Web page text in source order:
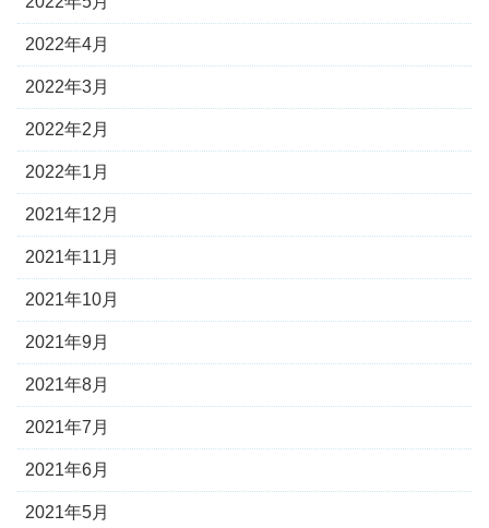
2022年4月
2022年3月
2022年2月
2022年1月
2021年12月
2021年11月
2021年10月
2021年9月
2021年8月
2021年7月
2021年6月
2021年5月